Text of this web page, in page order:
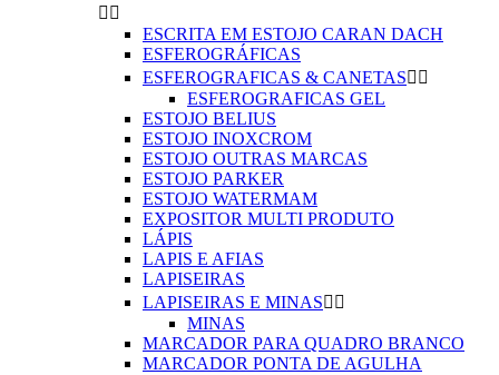
 
ESCRITA EM ESTOJO CARAN DACH
ESFEROGRÁFICAS
ESFEROGRAFICAS & CANETAS 
ESFEROGRAFICAS GEL
ESTOJO BELIUS
ESTOJO INOXCROM
ESTOJO OUTRAS MARCAS
ESTOJO PARKER
ESTOJO WATERMAM
EXPOSITOR MULTI PRODUTO
LÁPIS
LAPIS E AFIAS
LAPISEIRAS
LAPISEIRAS E MINAS 
MINAS
MARCADOR PARA QUADRO BRANCO
MARCADOR PONTA DE AGULHA